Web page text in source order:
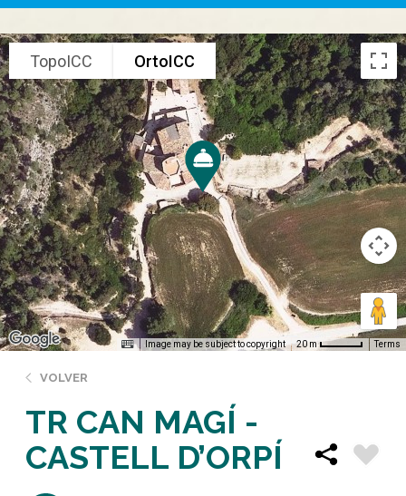
TopoICC OrtoICC
Image may be subject to copyright 20 m Terms
VOLVER
TR CAN MAGÍ -
CASTELL D’ORPÍ